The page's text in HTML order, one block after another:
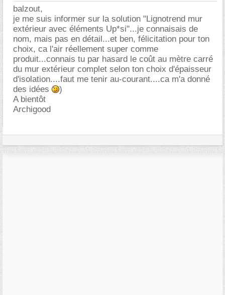
balzout,
je me suis informer sur la solution "Lignotrend mur
extérieur avec éléments Up*si"...je connaisais de
nom, mais pas en détail...et ben, félicitation pour ton
choix, ca l'air réellement super comme
produit...connais tu par hasard le coût au mètre carré
du mur extérieur complet selon ton choix d'épaisseur
d'isolation....faut me tenir au-courant....ca m'a donné
des idées
)
A bientôt
Archigood